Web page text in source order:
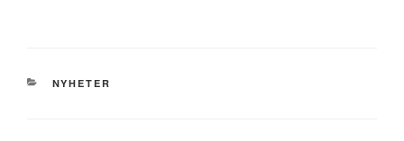
CATEGORIES
NYHETER